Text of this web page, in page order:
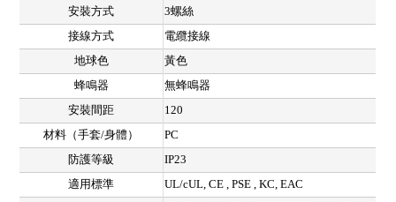
安裝方式
3螺絲
接線方式
電纜接線
地球色
黃色
蜂鳴器
無蜂鳴器
安裝間距
120
材料（手套/身體）
PC
防護等級
IP23
適用標準
UL/cUL, CE , PSE , KC, EAC